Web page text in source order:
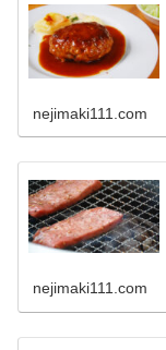
nejimaki111.com
nejimaki111.com